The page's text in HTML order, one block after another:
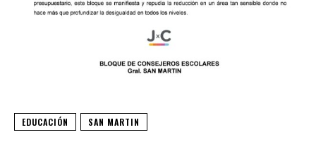
EDUCACIÓN SAN MARTIN